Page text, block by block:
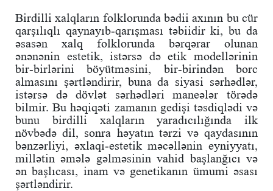
Birdilli xalqların folklorunda bədii axının bu cür
qarşılıqlı qaynayıb-qarışması təbiidir ki, bu da
əsasən xalq folklorunda bərqərar olunan
ənənənin estetik, istərsə də etik modellərinin
bir-birlərini böyütməsini, bir-birindən borc
almasını şərtləndirir, buna da siyasi sərhədlər,
istərsə də dövlət sərhədləri maneələr törədə
bilmir. Bu həqiqəti zamanın gedişi təsdiqlədi və
bunu birdilli xalqların yaradıcılığında ilk
növbədə dil, sonra həyatın tərzi və qaydasının
bənzərliyi, əxlaqi-estetik məcəllənin eyniyyatı,
millətin əmələ gəlməsinin vahid başlanğıcı və
ən başlıcası, inam və genetikanın ümumi əsası
şərtləndirir.